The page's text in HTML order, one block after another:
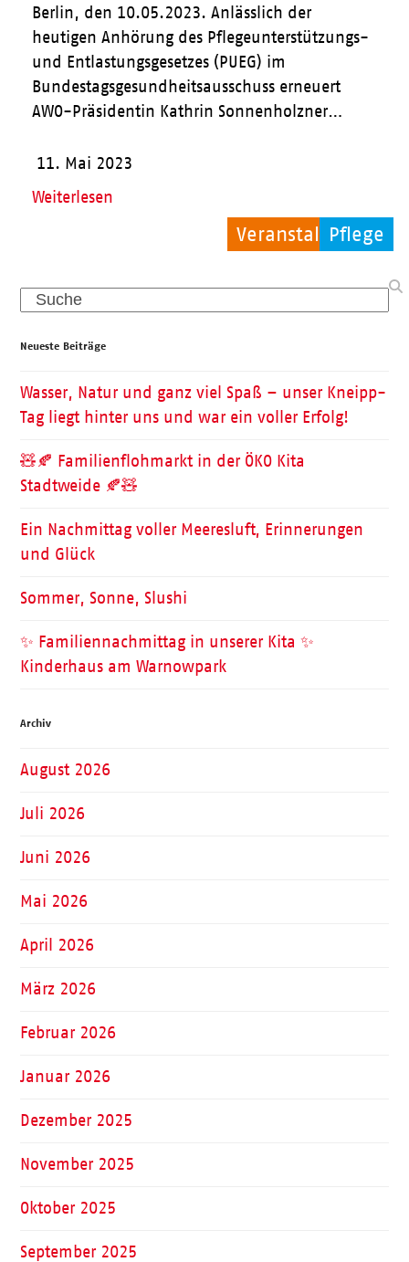
Kinder
Veranstaltungen
Pflege
Berlin, den 10.05.2023. Anlässlich der
heutigen Anhörung des Pflegeunterstützungs-
und Entlastungsgesetzes (PUEG) im
Bundestagsgesundheitsausschuss erneuert
AWO-Präsidentin Kathrin Sonnenholzner…
11. Mai 2023
Weiterlesen
Search
Neueste Beiträge
Wasser, Natur und ganz viel Spaß – unser Kneipp-
Tag liegt hinter uns und war ein voller Erfolg!
🧸🍂 Familienflohmarkt in der ÖKO Kita
Stadtweide 🍂🧸
Ein Nachmittag voller Meeresluft, Erinnerungen
und Glück
Sommer, Sonne, Slushi
✨ Familiennachmittag in unserer Kita ✨
Kinderhaus am Warnowpark
Archiv
August 2026
Juli 2026
Juni 2026
Mai 2026
April 2026
März 2026
Februar 2026
Januar 2026
Dezember 2025
November 2025
Oktober 2025
September 2025